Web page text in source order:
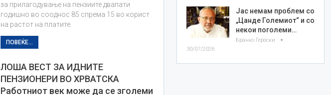
за прилагодување на пензиите двапати
годишно во сооднос 85 спрема 15 во корист
на растот на платите.
ПОВЕЌЕ...
ЛОШA ВЕСТ ЗА ИДНИТЕ
ПЕНЗИОНЕРИ ВО ХРВАТСКА
Работниот век може да се зголеми
Јас немам проблем со
„Цанде Големиот“ и со
некои поголеми…
Бранко Героски
30/07/2026